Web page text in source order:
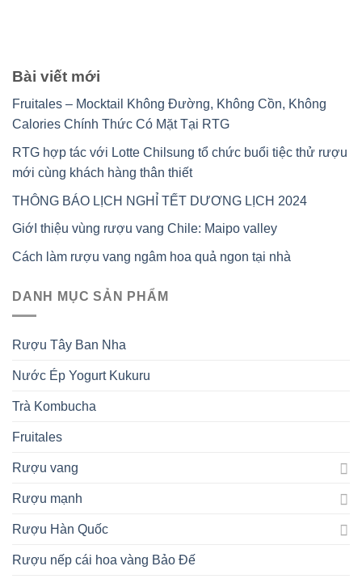
Bài viết mới
Fruitales – Mocktail Không Đường, Không Cồn, Không
Calories Chính Thức Có Mặt Tại RTG
RTG hợp tác với Lotte Chilsung tổ chức buổi tiệc thử rượu
mới cùng khách hàng thân thiết
THÔNG BÁO LỊCH NGHỈ TẾT DƯƠNG LỊCH 2024
GiớI thiệu vùng rượu vang Chile: Maipo valley
Cách làm rượu vang ngâm hoa quả ngon tại nhà
DANH MỤC SẢN PHẨM
Rượu Tây Ban Nha
Nước Ép Yogurt Kukuru
Trà Kombucha
Fruitales
Rượu vang
Rượu mạnh
Rượu Hàn Quốc
Rượu nếp cái hoa vàng Bảo Đế